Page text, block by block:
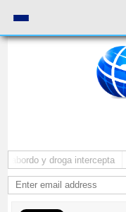
y droga intercepta